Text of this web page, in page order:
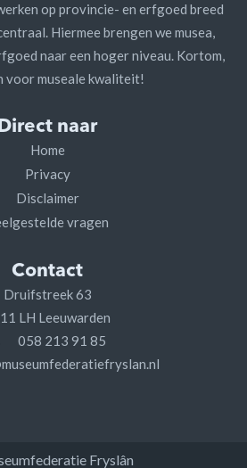
op provincie- en erfgoed breed
Hiermee brengen we musea,
naar een hoger niveau. Kortom,
voor museale kwaliteit!
Direct naar
Home
Privacy
Disclaimer
vragen
Contact
Druifstreek 63
LH Leeuwarden
058 213 91 85
Fryslân